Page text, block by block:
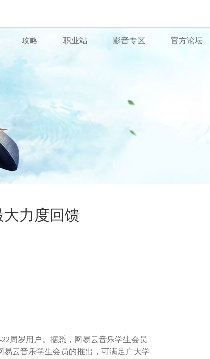
攻略 职业站 影音专区 官方论坛
力度回馈
周岁用户。据悉，网易云音乐学生会员
云音乐学生会员的推出，可满足广大学